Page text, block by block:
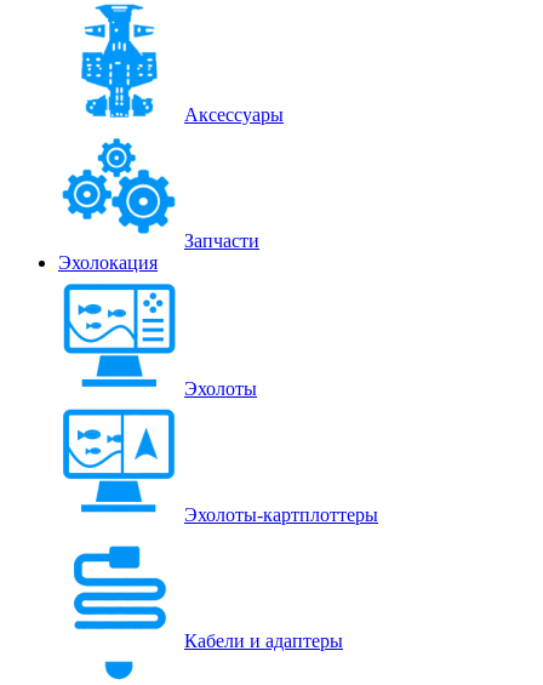
Аксессуары
Запчасти
Эхолокация
Эхолоты
Эхолоты-картплоттеры
Кабели и адаптеры